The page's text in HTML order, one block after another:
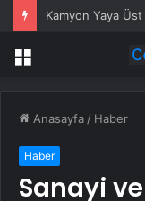
Kamyon Yaya
Menü
Anasayfa / Haber
Haber
Sanayi